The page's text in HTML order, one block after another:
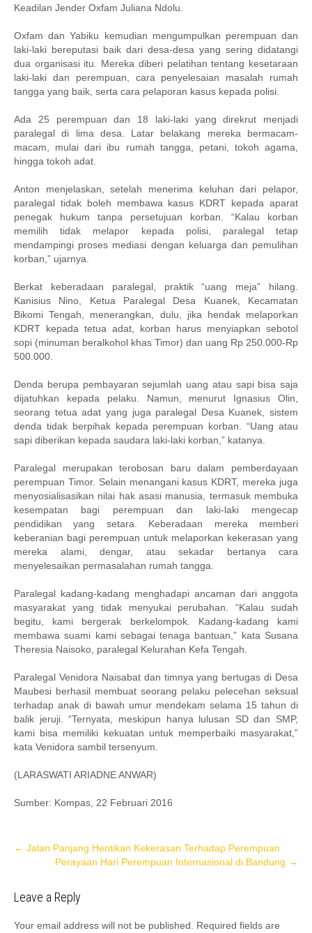
Keadilan Jender Oxfam Juliana Ndolu.
Oxfam dan Yabiku kemudian mengumpulkan perempuan dan
laki-laki bereputasi baik dari desa-desa yang sering didatangi
dua organisasi itu. Mereka diberi pelatihan tentang kesetaraan
laki-laki dan perempuan, cara penyelesaian masalah rumah
tangga yang baik, serta cara pelaporan kasus kepada polisi.
Ada 25 perempuan dan 18 laki-laki yang direkrut menjadi
paralegal di lima desa. Latar belakang mereka bermacam-
macam, mulai dari ibu rumah tangga, petani, tokoh agama,
hingga tokoh adat.
Anton menjelaskan, setelah menerima keluhan dari pelapor,
paralegal tidak boleh membawa kasus KDRT kepada aparat
penegak hukum tanpa persetujuan korban. “Kalau korban
memilih tidak melapor kepada polisi, paralegal tetap
mendampingi proses mediasi dengan keluarga dan pemulihan
korban,” ujarnya.
Berkat keberadaan paralegal, praktik “uang meja” hilang.
Kanisius Nino, Ketua Paralegal Desa Kuanek, Kecamatan
Bikomi Tengah, menerangkan, dulu, jika hendak melaporkan
KDRT kepada tetua adat, korban harus menyiapkan sebotol
sopi (minuman beralkohol khas Timor) dan uang Rp 250.000-Rp
500.000.
Denda berupa pembayaran sejumlah uang atau sapi bisa saja
dijatuhkan kepada pelaku. Namun, menurut Ignasius Olin,
seorang tetua adat yang juga paralegal Desa Kuanek, sistem
denda tidak berpihak kepada perempuan korban. “Uang atau
sapi diberikan kepada saudara laki-laki korban,” katanya.
Paralegal merupakan terobosan baru dalam pemberdayaan
perempuan Timor. Selain menangani kasus KDRT, mereka juga
menyosialisasikan nilai hak asasi manusia, termasuk membuka
kesempatan bagi perempuan dan laki-laki mengecap
pendidikan yang setara. Keberadaan mereka memberi
keberanian bagi perempuan untuk melaporkan kekerasan yang
mereka alami, dengar, atau sekadar bertanya cara
menyelesaikan permasalahan rumah tangga.
Paralegal kadang-kadang menghadapi ancaman dari anggota
masyarakat yang tidak menyukai perubahan. “Kalau sudah
begitu, kami bergerak berkelompok. Kadang-kadang kami
membawa suami kami sebagai tenaga bantuan,” kata Susana
Theresia Naisoko, paralegal Kelurahan Kefa Tengah.
Paralegal Venidora Naisabat dan timnya yang bertugas di Desa
Maubesi berhasil membuat seorang pelaku pelecehan seksual
terhadap anak di bawah umur mendekam selama 15 tahun di
balik jeruji. “Ternyata, meskipun hanya lulusan SD dan SMP,
kami bisa memiliki kekuatan untuk memperbaiki masyarakat,”
kata Venidora sambil tersenyum.
(LARASWATI ARIADNE ANWAR)
Sumber: Kompas, 22 Februari 2016
Post
navigation
← Jalan Panjang Hentikan Kekerasan Terhadap Perempuan
Perayaan Hari Perempuan Internasional di Bandung →
Leave a Reply
Your email address will not be published.
Required fields are